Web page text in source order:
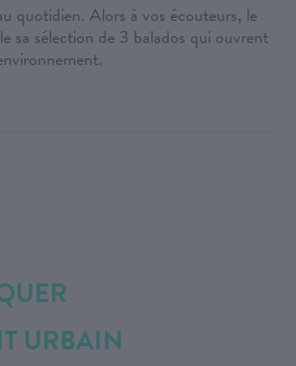
quotidien. Alors à vos écouteurs, le
sa sélection de 3 balados qui ouvrent
URBAIN